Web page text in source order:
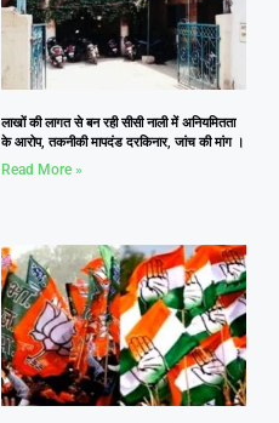
लाखों की लागत से बन रही सीसी नाली में अनियमितता
के आरोप, तकनीकी मापदंड दरकिनार, जांच की मांग ।
Read More »